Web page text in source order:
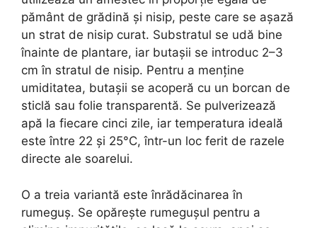
pământ de grădină și nisip, peste care se așază
un strat de nisip curat. Substratul se udă bine
înainte de plantare, iar butașii se introduc 2–3
cm în stratul de nisip. Pentru a menține
umiditatea, butașii se acoperă cu un borcan de
sticlă sau folie transparentă. Se pulverizează
apă la fiecare cinci zile, iar temperatura ideală
este între 22 și 25°C, într-un loc ferit de razele
directe ale soarelui.
O a treia variantă este înrădăcinarea în
rumeguș. Se opărește rumegușul pentru a